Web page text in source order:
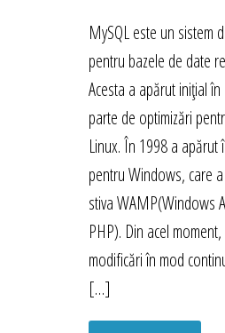
MySQL este un sistem
pentru bazele de date
Acesta a apărut inițial
parte de optimizări
Linux. În 1998 a apărut
pentru Windows, care
stiva WAMP(Windows
PHP). Din acel
modificări în mod
[…]